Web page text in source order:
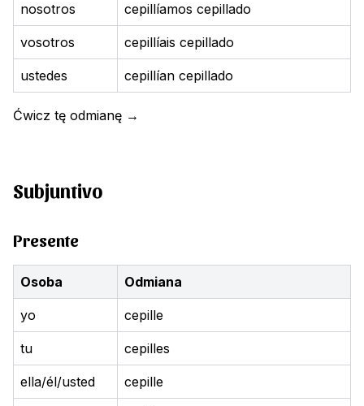
nosotros cepillíamos cepillado
vosotros cepillíais cepillado
ustedes cepillían cepillado
Ćwicz tę odmianę →
Subjuntivo
Presente
Osoba Odmiana
yo cepille
tu cepilles
ella/él/usted cepille